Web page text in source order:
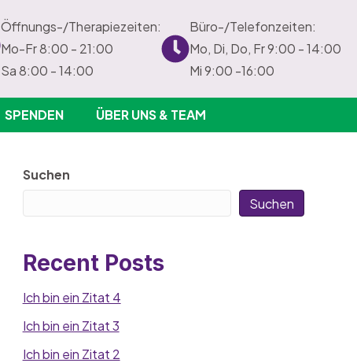
Öffnungs-/Therapiezeiten:
Mo-Fr 8:00 - 21:00
Sa 8:00 - 14:00
Büro-/Telefonzeiten:
Mo, Di, Do, Fr 9:00 - 14:00
Mi 9:00 -16:00
SPENDEN ÜBER UNS & TEAM
Suchen
Suchen
Recent Posts
Ich bin ein Zitat 4
Ich bin ein Zitat 3
Ich bin ein Zitat 2